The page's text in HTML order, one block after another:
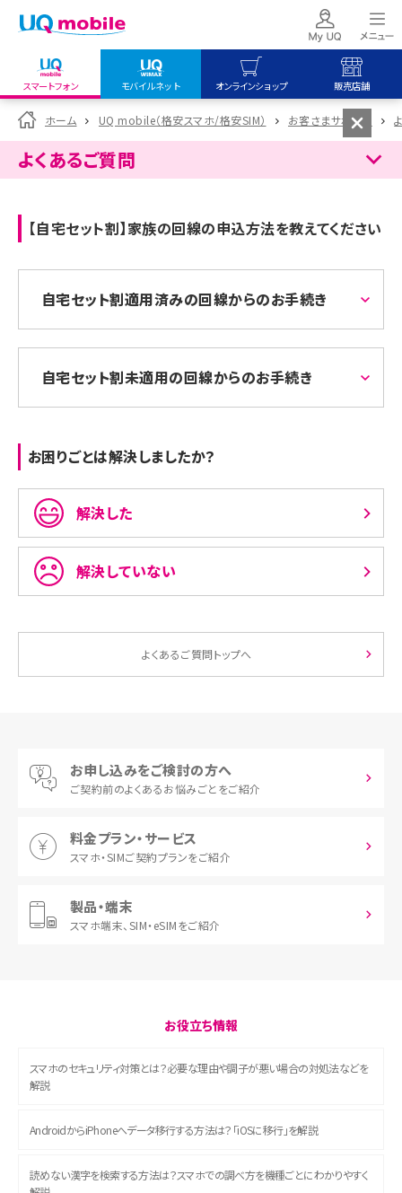
スマートフォン モバイルネット オンラインショップ 販売店舗
my UQ WiMAX
UQ WiMAX ご契約の方
My UQ mobile
UQ mobile
UQ mobile
オンラインショップ
UQ WiMAX
UQ mobile
販売店舗
UQ WiMAX
ホーム UQ mobile（格安スマホ/格安SIM） お客さまサポート
よくあるご質問
【自宅セット割】家族の回線の申込方法を教えてください
自宅セット割適用済みの回線からのお手続き
自宅セット割未適用の回線からのお手続き
お困りごとは解決しましたか？
解決した
解決していない
よくあるご質問トップへ
お申し込みをご検討の方へ
ご契約前のよくあるお悩みごとをご紹介
料金プラン・サービス
スマホ・SIMご契約プランをご紹介
製品・端末
スマホ端末、 SIM・eSIMをご紹介
お役立ち情報
スマホのセキュリティ対策とは？必要な理由や調子が悪い場合の対処法などを
解説
AndroidからiPhoneへデータ移行する方法は？「iOSに移行」を解説
読めない漢字を検索する方法は？スマホでの調べ方を機種ごとにわかりやすく